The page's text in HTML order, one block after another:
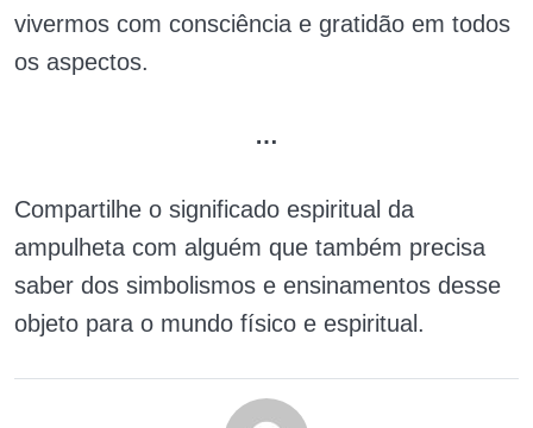
vivermos com consciência e gratidão em todos
os aspectos.
…
Compartilhe o significado espiritual da
ampulheta com alguém que também precisa
saber dos simbolismos e ensinamentos desse
objeto para o mundo físico e espiritual.